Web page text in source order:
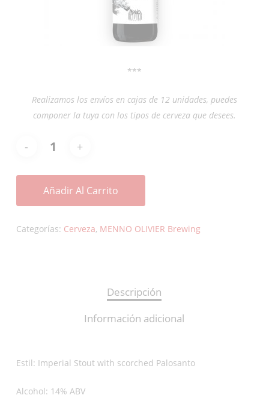
***
Realizamos los envíos en cajas de 12 unidades, puedes
componer la tuya con los tipos de cerveza que desees.
Añadir Al Carrito
Categorías: Cerveza, MENNO OLIVIER Brewing
Descripción
Información adicional
Estil: Imperial Stout with scorched Palosanto
Alcohol: 14% ABV